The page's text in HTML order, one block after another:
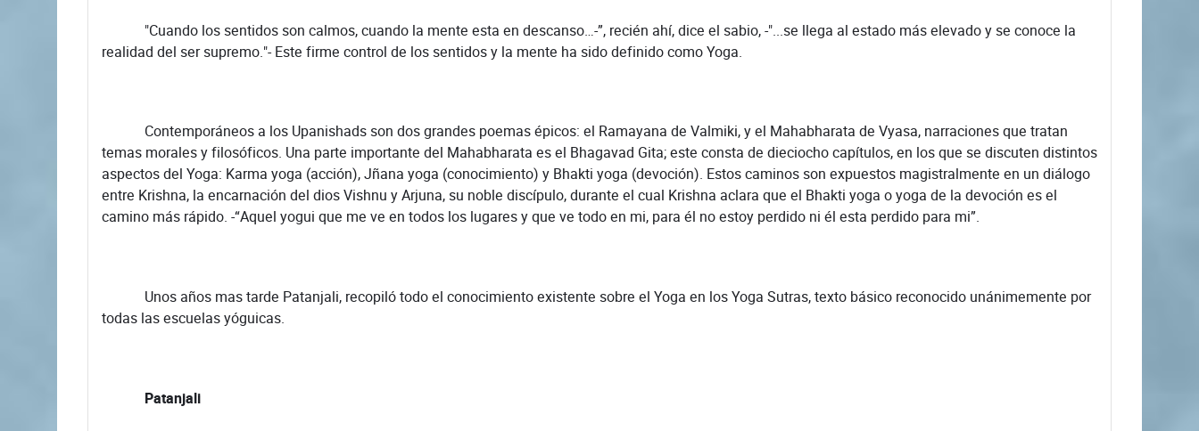
"Cuando los sentidos son calmos, cuando la mente esta en descanso…-”, recién ahí, dice el sabio, -"...se llega al estado más elevado y se conoce la
realidad del ser supremo."- Este firme control de los sentidos y la mente ha sido definido como Yoga.
Contemporáneos a los Upanishads son dos grandes poemas épicos: el Ramayana de Valmiki, y el Mahabharata de Vyasa, narraciones que tratan
temas morales y filosóficos. Una parte importante del Mahabharata es el Bhagavad Gita; este consta de dieciocho capítulos, en los que se discuten distintos
aspectos del Yoga: Karma yoga (acción), Jñana yoga (conocimiento) y Bhakti yoga (devoción). Estos caminos son expuestos magistralmente en un diálogo
entre Krishna, la encarnación del dios Vishnu y Arjuna, su noble discípulo, durante el cual Krishna aclara que el Bhakti yoga o yoga de la devoción es el
camino más rápido. -“Aquel yogui que me ve en todos los lugares y que ve todo en mi, para él no estoy perdido ni él esta perdido para mi”.
Unos años mas tarde Patanjali, recopiló todo el conocimiento existente sobre el Yoga en los Yoga Sutras, texto básico reconocido unánimemente por
todas las escuelas yóguicas.
Patanjali